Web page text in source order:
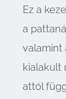
Ez a
a
valamint
kialakult
attól